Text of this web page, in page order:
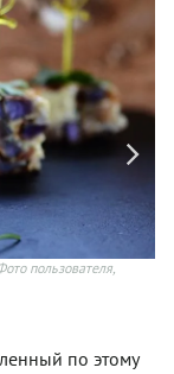
пользователя,
по этому